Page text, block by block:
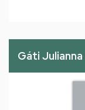
Gáti Julianna